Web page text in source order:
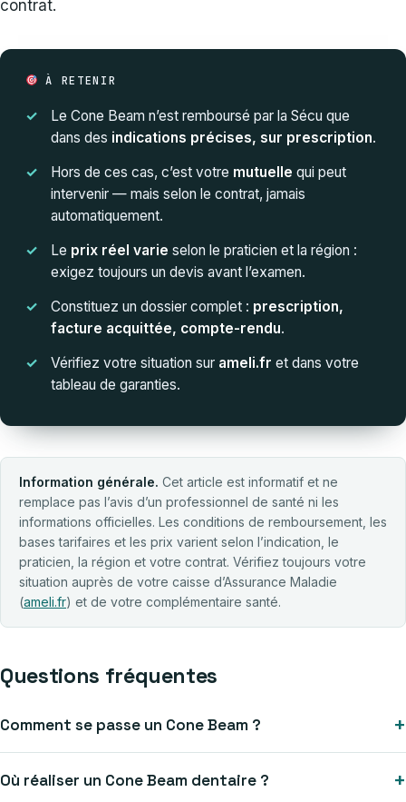
contrat.
À RETENIR
Le Cone Beam n’est remboursé par la Sécu que
dans des indications précises, sur prescription.
Hors de ces cas, c’est votre mutuelle qui peut
intervenir — mais selon le contrat, jamais
automatiquement.
Le prix réel varie selon le praticien et la région :
exigez toujours un devis avant l’examen.
Constituez un dossier complet : prescription,
facture acquittée, compte-rendu.
Vérifiez votre situation sur ameli.fr et dans votre
tableau de garanties.
Information générale. Cet article est informatif et ne
remplace pas l’avis d’un professionnel de santé ni les
informations officielles. Les conditions de remboursement, les
bases tarifaires et les prix varient selon l’indication, le
praticien, la région et votre contrat. Vérifiez toujours votre
situation auprès de votre caisse d’Assurance Maladie
(ameli.fr) et de votre complémentaire santé.
Questions fréquentes
Comment se passe un Cone Beam ?
Où réaliser un Cone Beam dentaire ?